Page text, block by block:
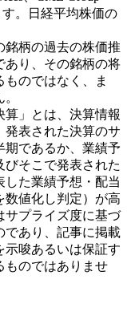
。日経平均株価の
銘柄の過去の株価推
あり、その銘柄の将
のではなく、ま
」とは、決算情報
発表された決算のサ
期であるか、業績予
そこで発表された
た業績予想・配当
数値化し判定）が高
サプライズ度に基づ
であり、記事に掲載
示唆あるいは保証す
ものではありませ